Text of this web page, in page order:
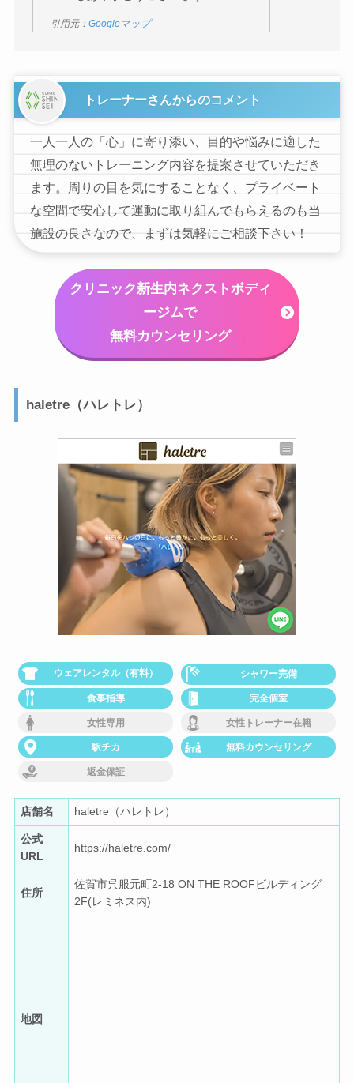
引用元： Googleマップ
トレーナーさんからのコメント
一人一人の「心」に寄り添い、目的や悩みに適した
無理のないトレーニング内容を提案させていただき
ます。周りの目を気にすることなく、プライベート
な空間で安心して運動に取り組んでもらえるのも当
施設の良さなので、まずは気軽にご相談下さい！
クリニック新生内ネクストボディ
ージムで
無料カウンセリング
haletre（ハレトレ）
ウェアレンタル（有料） シャワー完備
食事指導 完全個室
女性専用 女性トレーナー在籍
駅チカ 無料カウンセリング
返金保証
店舗名 haletre（ハレトレ）
公式
URL
https://haletre.com/
住所
佐賀市呉服元町2-18 ON THE ROOFビルディング
2F(レミネス内)
地図